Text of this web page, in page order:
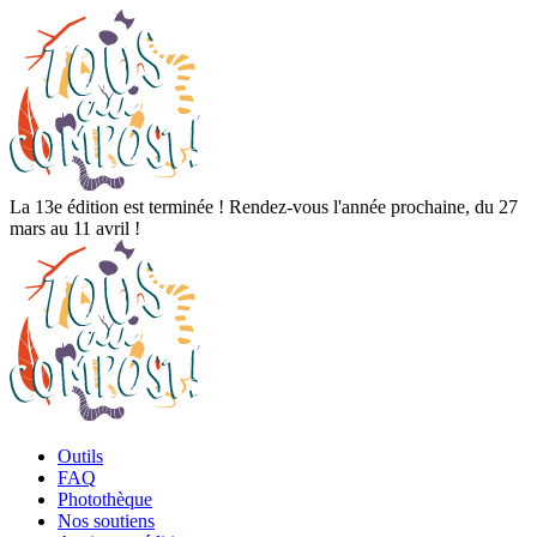
La 13e édition est terminée ! Rendez-vous l'année prochaine, du 27
mars au 11 avril !
Outils
FAQ
Photothèque
Nos soutiens